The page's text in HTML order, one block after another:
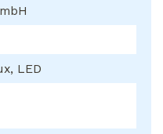
LED